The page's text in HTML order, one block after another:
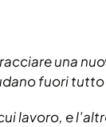
una
fuori tutto
lavoro, e